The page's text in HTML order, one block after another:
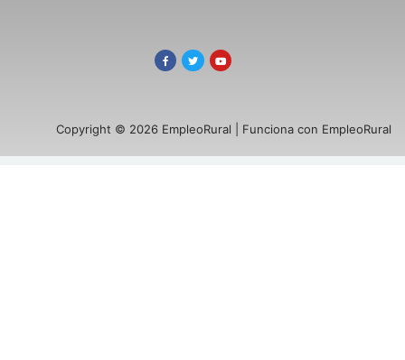
Copyright © 2026 EmpleoRural | Funciona con EmpleoRural